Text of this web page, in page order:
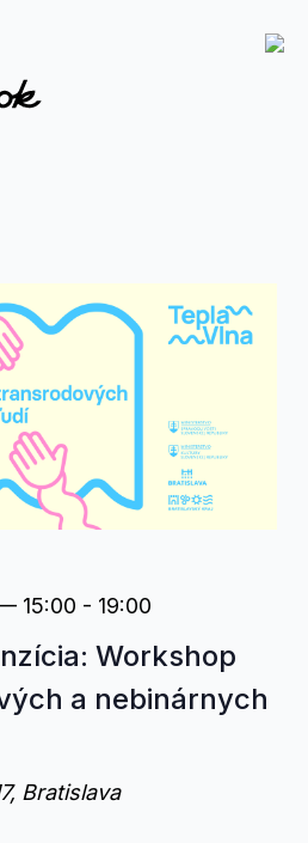
15:00 - 19:00
Workshop
a nebinárnych
Bratislava